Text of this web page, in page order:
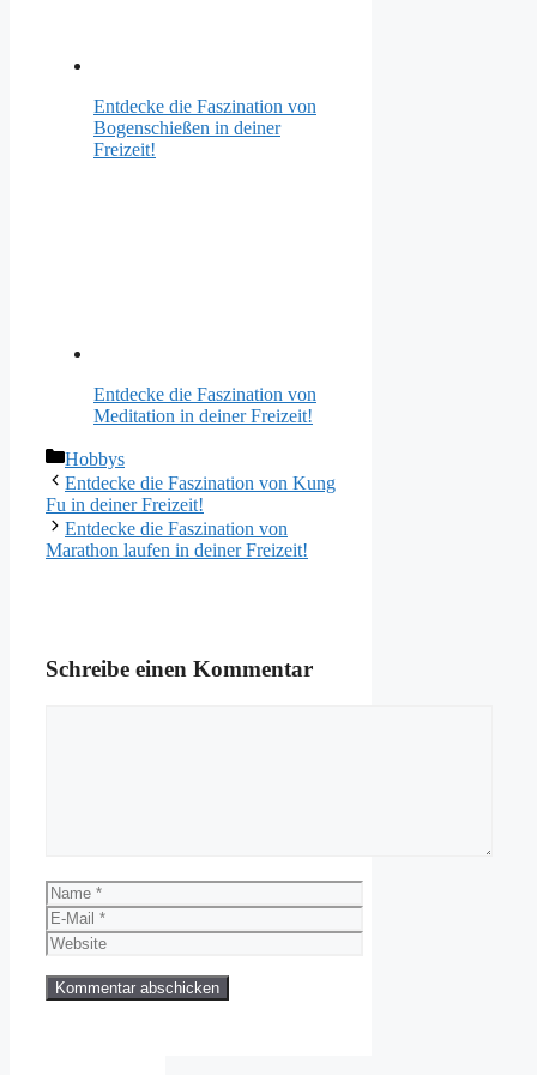
Entdecke die Faszination von
Bogenschießen in deiner
Freizeit!
Entdecke die Faszination von
Meditation in deiner Freizeit!
Kategorien
Hobbys
Entdecke die Faszination von Kung
Fu in deiner Freizeit!
Entdecke die Faszination von
Marathon laufen in deiner Freizeit!
Schreibe einen Kommentar
Name
E-
Mail
Website